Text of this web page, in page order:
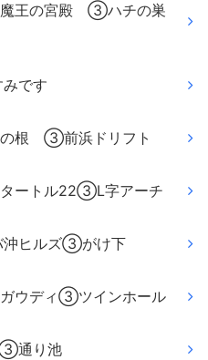
王の宮殿 ③ハチの巣
です
根 ③前浜ドリフト
トル22③L字アーチ
ヒルズ③がけ下
ウディ③ツインホール
通り池